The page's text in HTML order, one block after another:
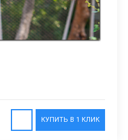
КУПИТЬ В 1 КЛИК